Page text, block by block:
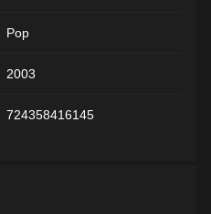
Pop
2003
724358416145